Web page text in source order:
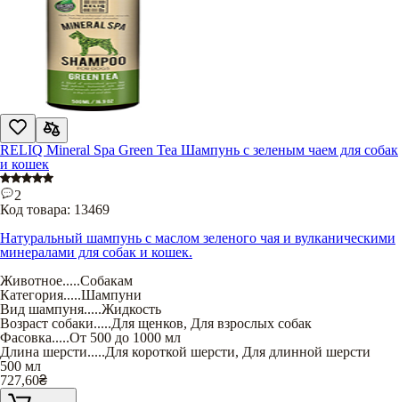
RELIQ Mineral Spa Green Tea Шампунь с зеленым чаем для собак
и кошек
2
Код товара: 13469
Натуральный шампунь с маслом зеленого чая и вулканическими
минералами для собак и кошек.
Животное.....Собакам
Категория.....Шампуни
Вид шампуня.....Жидкость
Возраст собаки.....Для щенков, Для взрослых собак
Фасовка.....От 500 до 1000 мл
Длина шерсти.....Для короткой шерсти, Для длинной шерсти
500 мл
727,60₴